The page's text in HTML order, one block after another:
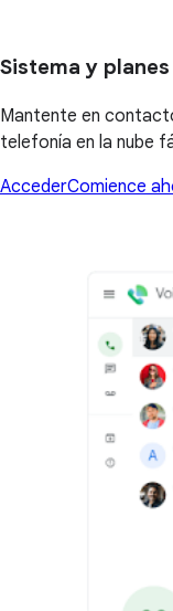
Sistema y
Mantente en
telefonía en la nube
AccederComience